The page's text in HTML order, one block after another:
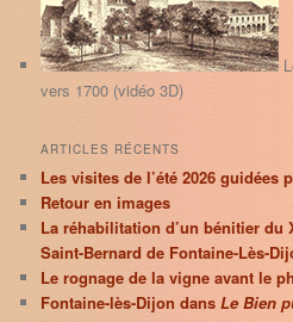
h
e
vers 1700 (vidéo 3D)
ARTICLES RÉCENTS
Les visites de l’été 2026 guidées
Retour en images
La réhabilitation d’un bénitier du
Saint-Bernard de Fontaine-Lès-
Le rognage de la vigne avant le
Fontaine-lès-Dijon dansLe Bien